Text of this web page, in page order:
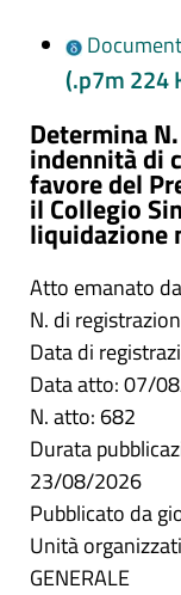
(.p7m 224
Determina
indennità di
favore del
il Collegio
liquidazione
Atto emanato
N. di
Data di
Data atto: 07/
N. atto: 682
Durata
23/08/2026
Pubblicato da
Unità
GENERALE